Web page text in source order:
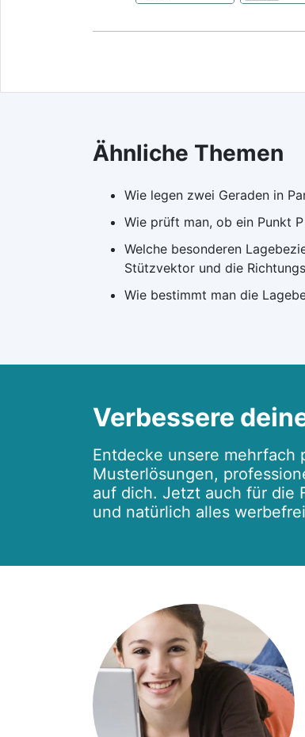
Ähnliche Themen
Wie legen zwei Geraden in
Wie prüft man, ob ein Punkt
Welche besonderen
Stützvektor und die
Wie bestimmt man die
Verbessere
Entdecke unsere
Musterlösungen,
auf dich. Jetzt auch für die
und natürlich alles